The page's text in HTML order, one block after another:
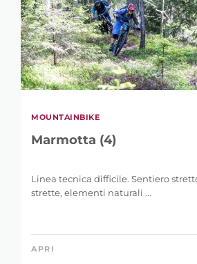
MOUNTAINBIKE
Marmotta (4)
Linea tecnica difficile. Sentiero
strette, elementi naturali ...
APRI